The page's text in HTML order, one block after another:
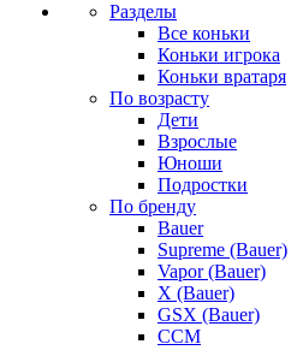
Разделы
Все коньки
Коньки игрока
Коньки вратаря
По возрасту
Дети
Взрослые
Юноши
Подростки
По бренду
Bauer
Supreme (Bauer)
Vapor (Bauer)
X (Bauer)
GSX (Bauer)
CCM